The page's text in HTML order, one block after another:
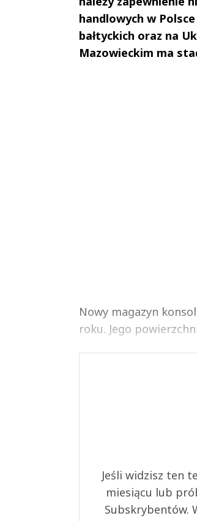
handlowych w
bałtyckich oraz na
Mazowieckim ma
Nowy magazyn
roku. Jego
Jeśli widzisz ten
miesiącu lub
Subskrybentów.
Andrzej i Marta